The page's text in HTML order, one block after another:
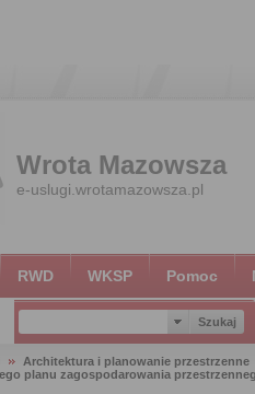
Wrota Mazowsza
e-uslugi.wrotamazowsza.pl
RWD WKSP Pomoc
Architektura i planowanie przestrzenne
planu zagospodarowania